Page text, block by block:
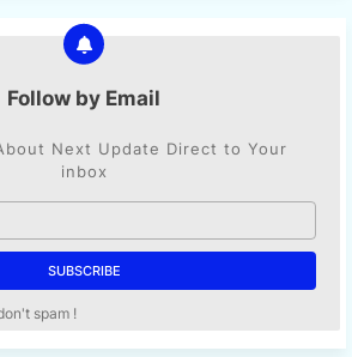
Follow by Email
Next Update Direct to Your
inbox
spam !